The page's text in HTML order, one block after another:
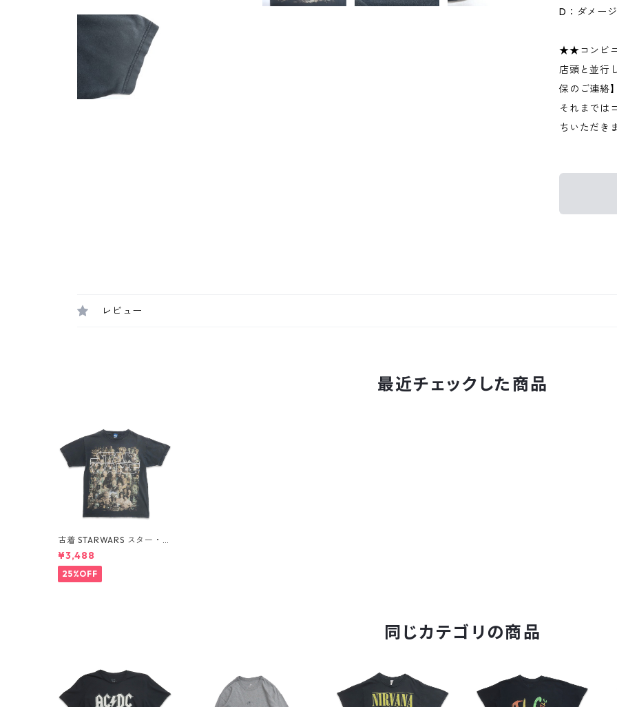
D：ダメー
★★コンビ
店頭と並行
保のご連絡
それまでは
ちいただき
レビュー
最近チェックした商品
古着 STARWARS スター・ウ
ォーズ プリントTシャツ ブ
ラック 表記：M gd40969
0n w60609
¥3,488
25%OFF
同じカテゴリの商品